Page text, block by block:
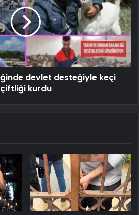
devlet desteğiyle keçi
çiftliği kurdu